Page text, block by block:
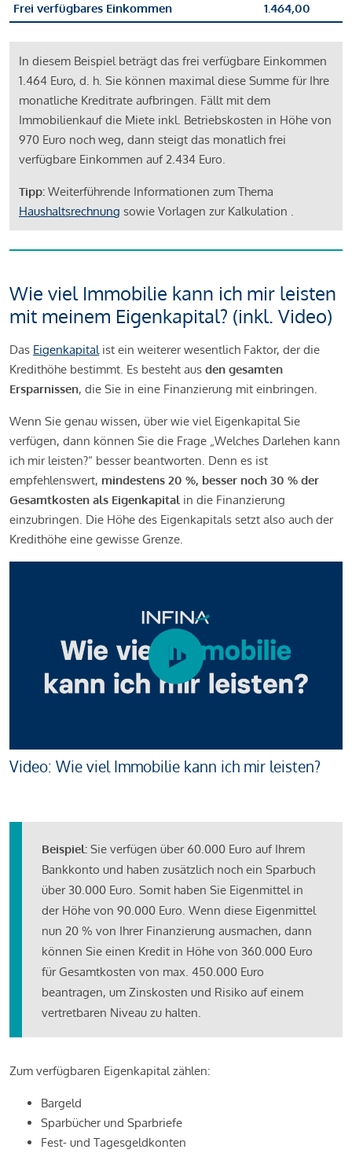
Frei verfügbares Einkommen 1.464,00
In diesem Beispiel beträgt das frei verfügbare Einkommen
1.464 Euro, d. h. Sie können maximal diese Summe für Ihre
monatliche Kreditrate aufbringen. Fällt mit dem
Immobilienkauf die Miete inkl. Betriebskosten in Höhe von
970 Euro noch weg, dann steigt das monatlich frei
verfügbare Einkommen auf 2.434 Euro.
Tipp: Weiterführende Informationen zum Thema
Haushaltsrechnung sowie Vorlagen zur Kalkulation .
Wie viel Immobilie kann ich mir leisten
mit meinem Eigenkapital? (inkl. Video)
Das Eigenkapitalist ein weiterer wesentlich Faktor, der die
Kredithöhe bestimmt. Es besteht aus den gesamten
Ersparnissen, die Sie in eine Finanzierung mit einbringen.
Wenn Sie genau wissen, über wie viel Eigenkapital Sie
verfügen, dann können Sie die Frage „Welches Darlehen kann
ich mir leisten?“ besser beantworten. Denn es ist
empfehlenswert, mindestens 20 %, besser noch 30 % der
Gesamtkosten als Eigenkapital in die Finanzierung
einzubringen. Die Höhe des Eigenkapitals setzt also auch der
Kredithöhe eine gewisse Grenze.
Video: Wie viel Immobilie kann ich mir leisten?
Beispiel: Sie verfügen über 60.000 Euro auf Ihrem
Bankkonto und haben zusätzlich noch ein Sparbuch
über 30.000 Euro. Somit haben Sie Eigenmittel in
der Höhe von 90.000 Euro. Wenn diese Eigenmittel
nun 20 % von Ihrer Finanzierung ausmachen, dann
können Sie einen Kredit in Höhe von 360.000 Euro
für Gesamtkosten von max. 450.000 Euro
beantragen, um Zinskosten und Risiko auf einem
vertretbaren Niveau zu halten.
Zum verfügbaren Eigenkapital zählen:
Bargeld
Sparbücher und Sparbriefe
Fest- und Tagesgeldkonten